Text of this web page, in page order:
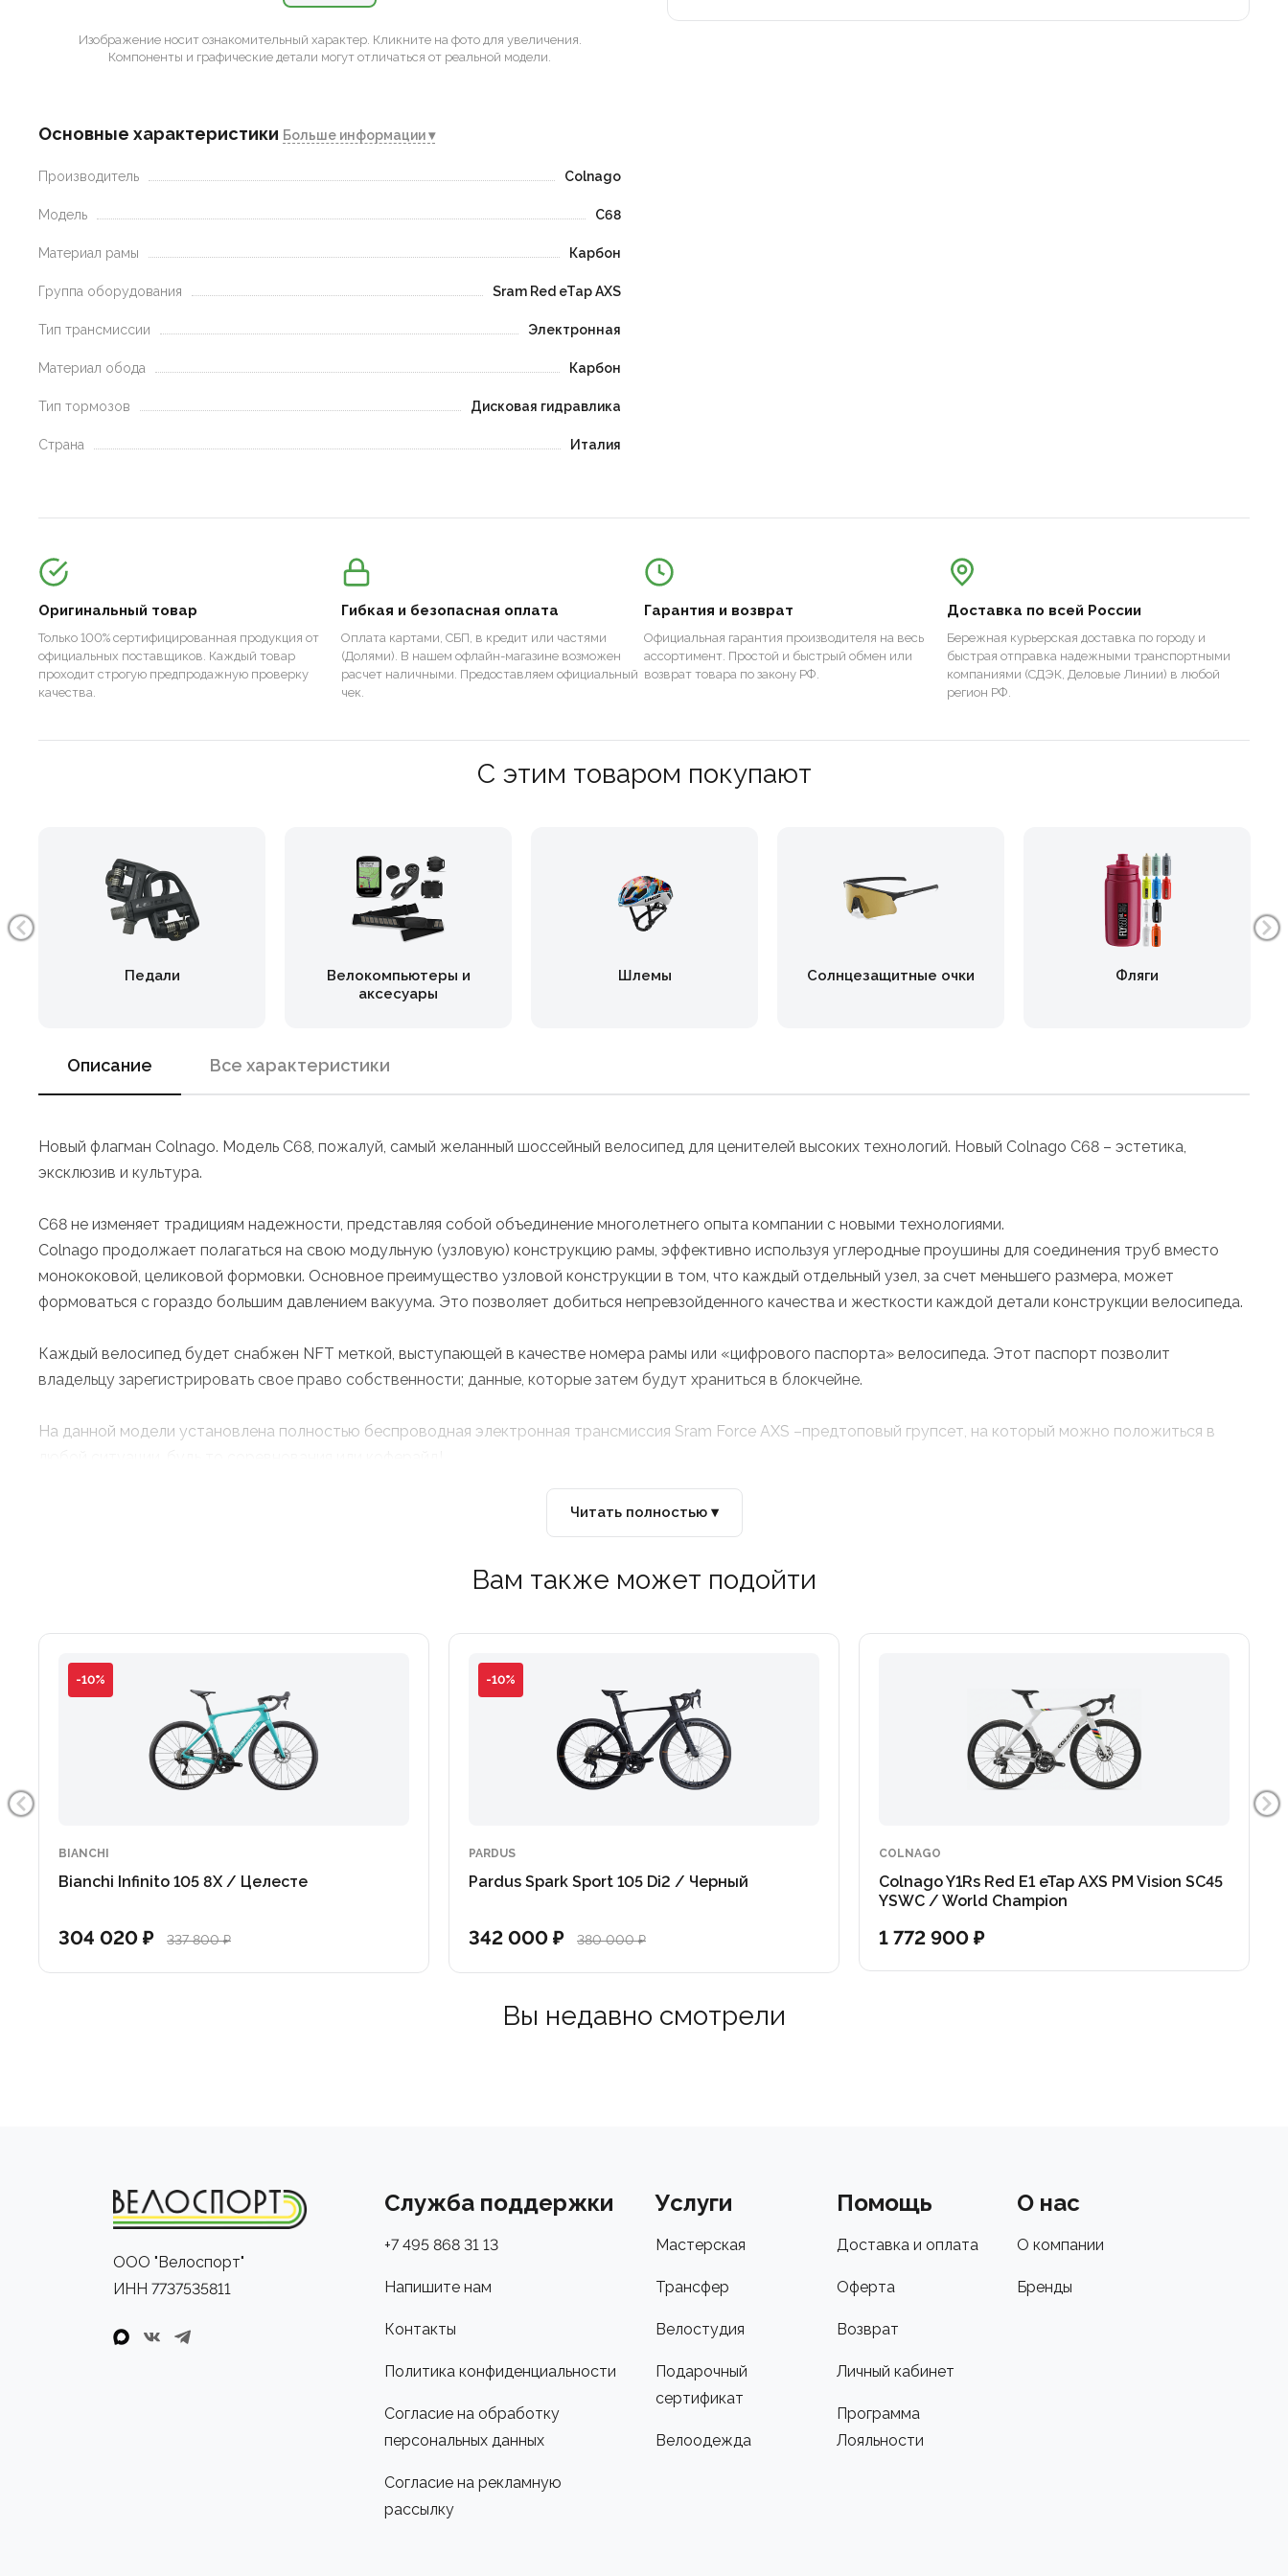
Изображение носит ознакомительный характер. Кликните на фото для увеличения.
Компоненты и графические детали могут отличаться от реальной модели.
Основные характеристики Больше информации ▾
Производитель Colnago
Модель C68
Материал рамы Карбон
Группа оборудования Sram Red eTap AXS
Тип трансмиссии Электронная
Материал обода Карбон
Тип тормозов Дисковая гидравлика
Страна Италия
Оригинальный товар
Только 100% сертифицированная продукция от
официальных поставщиков. Каждый товар
проходит строгую предпродажную проверку
качества.
Гибкая и безопасная оплата
Оплата картами, СБП, в кредит или частями
(Долями). В нашем офлайн-магазине возможен
расчет наличными. Предоставляем официальный
чек.
Гарантия и возврат
Официальная гарантия производителя на весь
ассортимент. Простой и быстрый обмен или
возврат товара по закону РФ.
Доставка по всей России
Бережная курьерская доставка по городу и
быстрая отправка надежными транспортными
компаниями (СДЭК, Деловые Линии) в любой
регион РФ.
С этим товаром покупают
Педали
Велокомпьютеры и
аксесуары
Шлемы Солнцезащитные очки Фляги
Описание Все характеристики
Новый флагман Colnago. Модель C68, пожалуй, самый желанный шоссейный велосипед для ценителей высоких технологий. Новый Colnago C68 – эстетика,
эксклюзив и культура.
C68 не изменяет традициям надежности, представляя собой объединение многолетнего опыта компании с новыми технологиями.
Colnago продолжает полагаться на свою модульную (узловую) конструкцию рамы, эффективно используя углеродные проушины для соединения труб вместо
монококовой, целиковой формовки. Основное преимущество узловой конструкции в том, что каждый отдельный узел, за счет меньшего размера, может
формоваться с гораздо большим давлением вакуума. Это позволяет добиться непревзойденного качества и жесткости каждой детали конструкции велосипеда.
Каждый велосипед будет снабжен NFT меткой, выступающей в качестве номера рамы или «цифрового паспорта» велосипеда. Этот паспорт позволит
владельцу зарегистрировать свое право собственности; данные, которые затем будут храниться в блокчейне.
На данной модели установлена полностью беспроводная электронная трансмиссия Sram Force AXS –предтоповый групсет, на который можно положиться в
Завершают образ карбоновые аэро колёса Fulcrum Racing Wind 400. Они не только подойдут для тренировок и соревнований, но стильно смотрятся, отлично
•Геометрия C68 практически полностью повторяет командный гоночный V4RS.
•Новый карбоновый руль-вынос CC.01, в котором применена улучшенная система полностью внутренней прокладки кабелей. В рулевой под крышкой спрятан
элегантный мультитул.
•Каждый C68 произведен в Италии непосредственно на заводе Colnago в Камбьяго.
•Рулевая Ceramic Speed SLT с подшипниками на «твердой» полимерной смазке. В сравнении со стандартными рулевыми это значительно продлевает срок
службы без необходимости проводить частое обслуживание.
Читать полностью ▾
Вам также может подойти
-10%
BIANCHI
Bianchi Infinito 105 8X / Целесте
304 020 ₽ 337 800 ₽
-10%
PARDUS
Pardus Spark Sport 105 Di2 / Черный
342 000 ₽ 380 000 ₽
COLNAGO
Colnago Y1Rs Red E1 eTap AXS PM Vision SC45
YSWC / World Champion
1 772 900 ₽
Вы недавно смотрели
ООО "Велоспорт"
ИНН 7737535811
Служба поддержки
+7 495 868 31 13
Напишите нам
Контакты
Политика конфиденциальности
Согласие на обработку
персональных данных
Согласие на рекламную
рассылку
Услуги
Мастерская
Трансфер
Велостудия
Подарочный
сертификат
Велоодежда
Помощь
Доставка и оплата
Оферта
Возврат
Личный кабинет
Программа
Лояльности
О нас
О компании
Бренды